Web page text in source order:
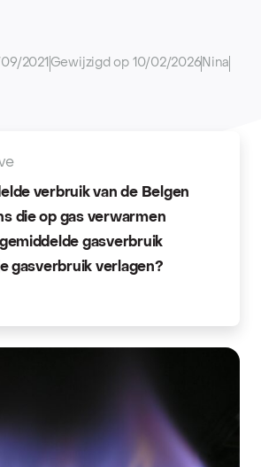
2021 Gewijzigd op 10/02/2026 Nina
verbruik van de Belgen
die op gas verwarmen
gasverbruik
gasverbruik verlagen?